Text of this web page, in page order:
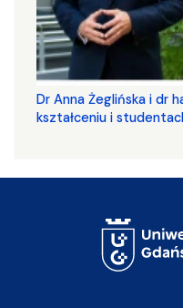
​​​​​​​Dr Anna Żeglińska i dr
kształceniu i